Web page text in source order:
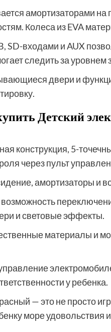
амортизаторами на
Колеса из EVA
SD-входами и AUX
следить за уровнем
двери и
Детский
конструкция, 5-
через пульт
амортизаторы и
и световые эффекты.
материалы и
у ребенка.
— это не просто
море удовольствия